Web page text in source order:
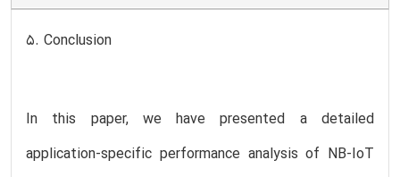
5. Conclusion
In this paper, we have presented a detailed
application-specific performance analysis of NB-IoT